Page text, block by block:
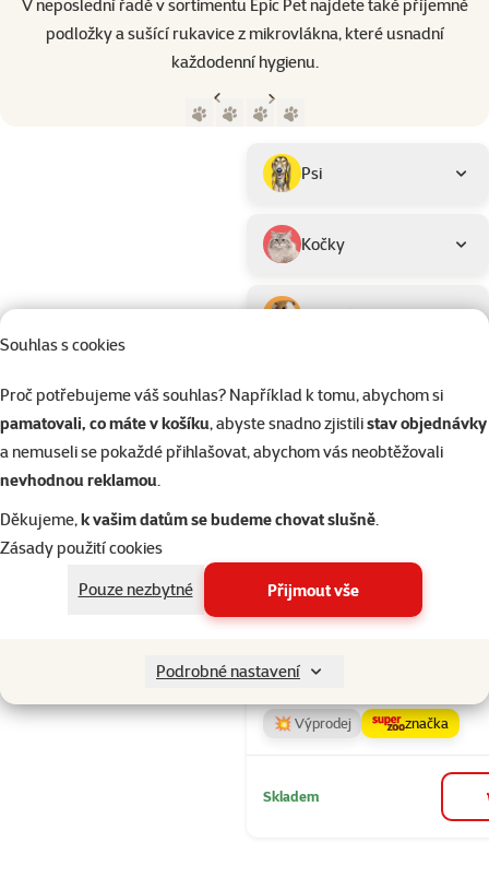
Souhlas s cookies
Proč potřebujeme váš souhlas? Například k tomu, abychom si
pamatovali, co máte v košíku, abyste snadno zjistilistav objednávky
a nemuseli se pokaždé přihlašovat, abychom vás neobtěžovali
nevhodnou reklamou.
Děkujeme,k vašim datům se budeme chovat slušně.
Zásady použití cookies
Pouze nezbytné
Přijmout vše
Podrobné nastavení
V neposlední řadě v sortimentu Epic Pet najdete také příjemné
podložky a sušící rukavice z mikrovlákna, které usnadní
každodenní hygienu.
Předchozí stranaNásledující strana
Podkategorie
Psi
Kočky
Drobní savci
Ptáci
Filtrovat
Hodnocení
Hodnocení 20%
Materiál
Plast
Seřadit
Hračka Epic
skluzavka
💥 Výprodej značka
Skladem